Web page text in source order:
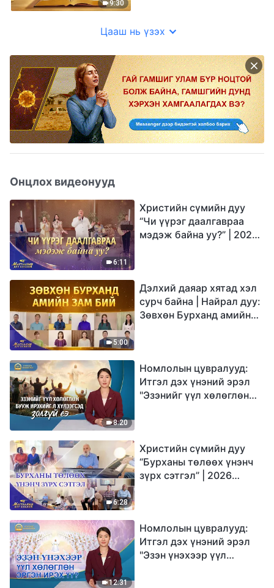
9:30
Цааш нь үзэх
Онцлох видеонууд
6:11
Христийн сүмийн дуу
“Чи үүрэг даалгавраа
мэдэж байна уу?” | 2026
5:00
Дэлхий даяар хятад хэл
сурч байна | Найрал дуу:
Зөвхөн Бурханд амийн
8:20
Номлолын цувралууд:
Итгэл дэх үнэний эрэл
"Эзэнийг үүл хөлөглөн
6:28
Христийн сүмийн дуу
“Бурханы төлөөх үнэнч
зүрх сэтгэл” | 2026
12:31
Номлолын цувралууд:
Итгэл дэх үнэний эрэл
"Эзэн үнэхээр үүл